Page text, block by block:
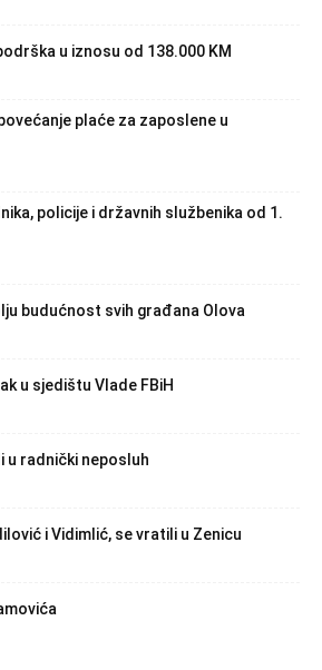
u iznosu od 138.000 KM
plaće za zaposlene u
policije i državnih službenika od 1.
budućnost svih građana Olova
u sjedištu Vlade FBiH
u radnički neposluh
i Vidimlić, se vratili u Zenicu